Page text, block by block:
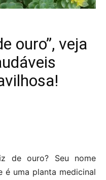
ouro”, veja
de ouro? Seu nome
é uma planta medicinal